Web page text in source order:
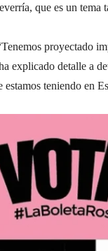
que es un tema
proyectado
explicado detalle a
teniendo en